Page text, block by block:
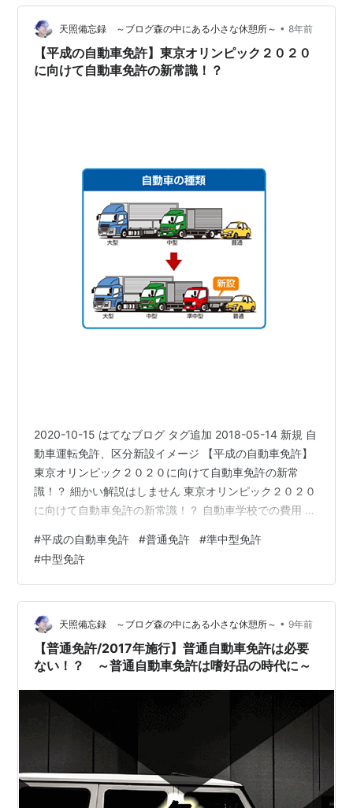
「ぱたくそ」「いらすとや」から公益社団法人 全日本ト
ラック協会©株式会社 トヨタ名古屋教育センター
www.amaterasu-takayuki.club…
天照備忘録 ～ブログ森の中にある小さな休憩所～ • 8年前
【平成の自動車免許】東京オリンピック２０２０
に向けて自動車免許の新常識！？
2020-10-15 はてなブログ タグ追加 2018-05-14 新規 自
動車運転免許、区分新設イメージ 【平成の自動車免許】
東京オリンピック２０２０に向けて自動車免許の新常
識！？ 細かい解説はしません 東京オリンピック２０２０
に向けて自動車免許の新常識！？ 自動車学校での費用 自
法施行規則 一 技能教習の教習時間の基準 二 学科教習の
教習時間の基準 ◆出典、転記、参考、引用◆◇その他、
著作権の定められた条件(範囲)での利用◇筆者の知識、経
験筆者撮影物、制作物画像「ぱたくそ」「いらすとや」
から準中型免許新設 - 全日本指定自動車教習所協会…
#平成の自動車免許 #普通免許 #準中型免許
#中型免許
天照備忘録 ～ブログ森の中にある小さな休憩所～ • 9年前
【普通免許/2017年施行】普通自動車免許は必要
ない！？ ～普通自動車免許は嗜好品の時代に～